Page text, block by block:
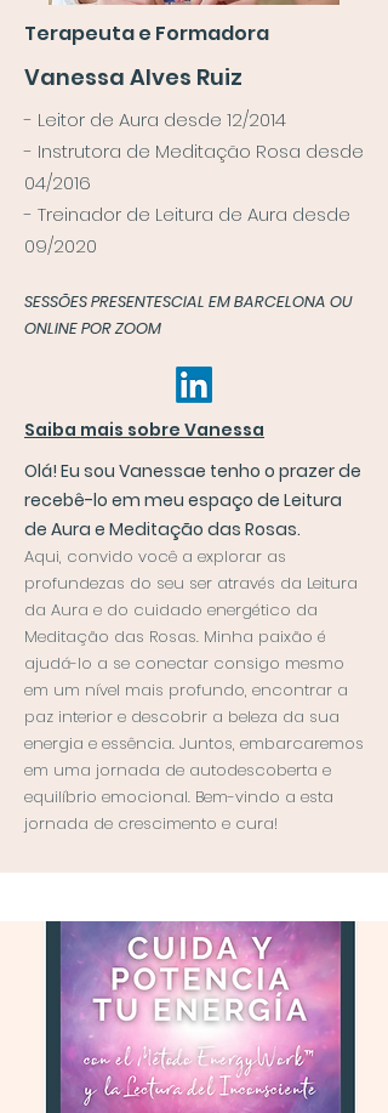
Terapeuta e Formadora
Vanessa Alves Ruiz
- Leitor de Aura desde 12/2014
- Instrutora de Meditação Rosa desde
04/2016
- Treinador de Leitura de Aura desde
09/2020
SESSÕES PRESENTESCIAL EM BARCELONA OU
ONLINE POR ZOOM
Saiba mais sobre Vanessa
Olá! Eu sou Vanessae tenho o prazer de
recebê-lo em meu espaço de Leitura
de Aura e Meditação das Rosas.
Aqui, convido você a explorar as
profundezas do seu ser através da Leitura
da Aura e do cuidado energético da
Meditação das Rosas. Minha paixão é
ajudá-lo a se conectar consigo mesmo
em um nível mais profundo, encontrar a
paz interior e descobrir a beleza da sua
energia e essência. Juntos, embarcaremos
em uma jornada de autodescoberta e
equilíbrio emocional. Bem-vindo a esta
jornada de crescimento e cura!